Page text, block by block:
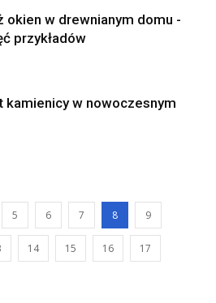
okien w drewnianym domu -
przykładów
kamienicy w nowoczesnym
5 6 7 8 9
14 15 16 17